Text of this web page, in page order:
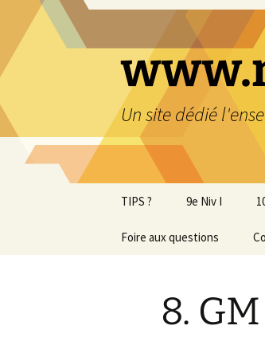
Un site dédié
TIPS ? 9e Niv I
9e cartes
Soutien 9e
Foire aux questions
8.